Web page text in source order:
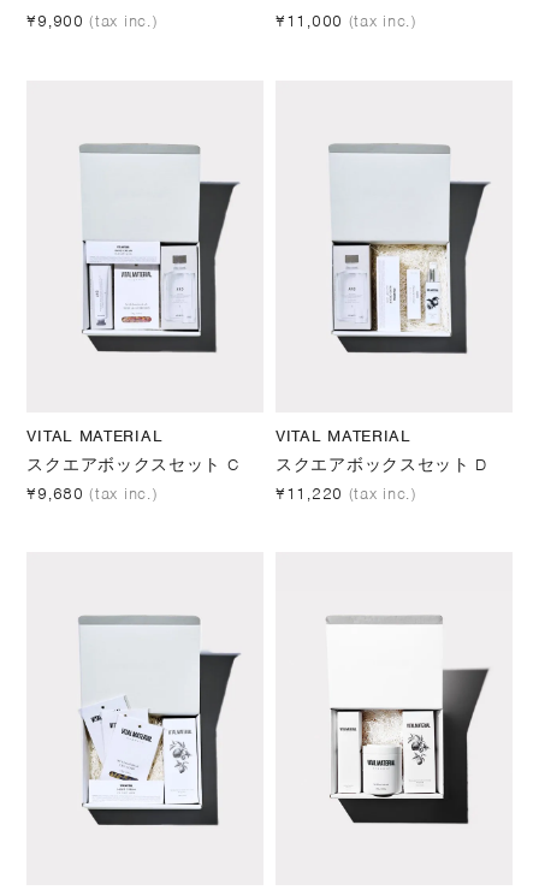
¥9,900 (tax inc.)
¥11,000 (tax inc.)
VITAL MATERIAL
スクエアボックスセット C
¥9,680 (tax inc.)
VITAL MATERIAL
スクエアボックスセット D
¥11,220 (tax inc.)